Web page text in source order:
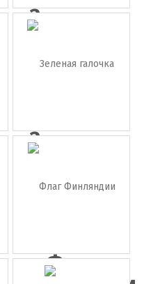
Зеленая
галочка
Зеленая
галочка
в...
Флаг